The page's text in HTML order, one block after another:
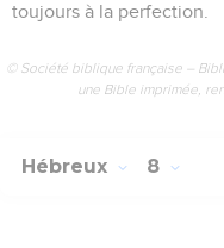
toujours à la perfection.
© Société biblique française –
une Bible imprimée,
Hébreux 8